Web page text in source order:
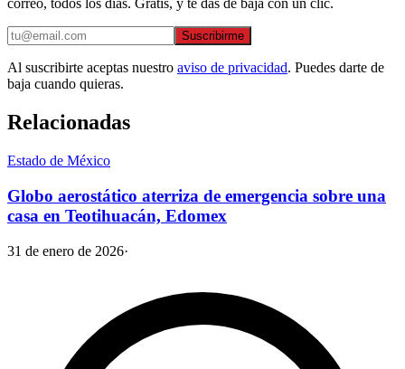
correo, todos los días. Gratis, y te das de baja con un clic.
Suscribirme
Al suscribirte aceptas nuestro aviso de privacidad. Puedes darte de
baja cuando quieras.
Relacionadas
Estado de México
Globo aerostático aterriza de emergencia sobre una
casa en Teotihuacán, Edomex
31 de enero de 2026·